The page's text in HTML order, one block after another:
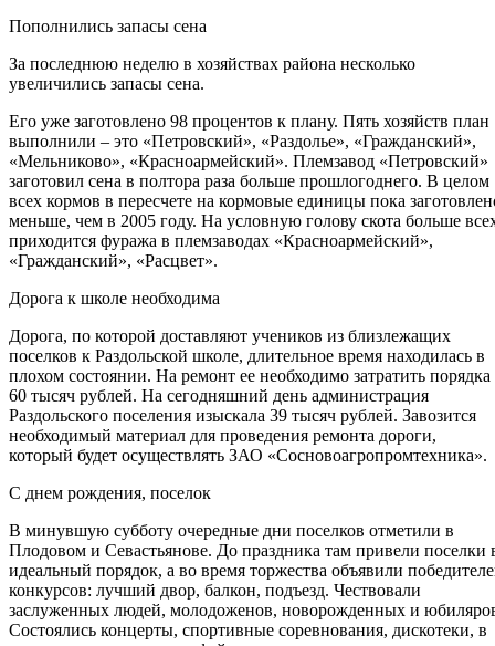
Пополнились запасы сена
За последнюю неделю в хозяйствах района несколько
увеличились запасы сена.
Его уже заготовлено 98 процентов к плану. Пять хозяйств план
выполнили – это «Петровский», «Раздолье», «Гражданский»,
«Мельниково», «Красноармейский». Племзавод «Петровский»
заготовил сена в полтора раза больше прошлогоднего. В целом
всех кормов в пересчете на кормовые единицы пока
меньше, чем в 2005 году. На условную голову скота больше
приходится фуража в племзаводах «Красноармейский»,
«Гражданский», «Расцвет».
Дорога к школе необходима
Дорога, по которой доставляют учеников из близлежащих
поселков к Раздольской школе, длительное время находилась в
плохом состоянии. На ремонт ее необходимо затратить порядка
60 тысяч рублей. На сегодняшний день администрация
Раздольского поселения изыскала 39 тысяч рублей. Завозится
необходимый материал для проведения ремонта дороги,
который будет осуществлять ЗАО «Сосновоагропромтехника».
С днем рождения, поселок
В минувшую субботу очередные дни поселков отметили в
Плодовом и Севастьянове. До праздника там привели поселки
идеальный порядок, а во время торжества объявили
конкурсов: лучший двор, балкон, подъезд. Чествовали
заслуженных людей, молодоженов, новорожденных и
Состоялись концерты, спортивные соревнования, дискотеки, в